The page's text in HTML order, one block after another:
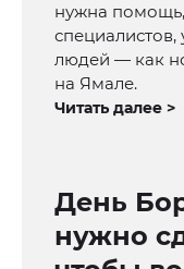
нужна
специалистов,
людей — как
на Ямале.
Читать далее >
День
нужно